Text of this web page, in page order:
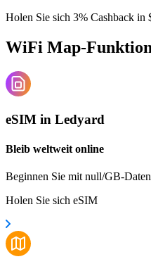
Holen Sie sich 3% Cashback
WiFi Map-
eSIM in Ledyard
Bleib weltweit online
Beginnen Sie mit null/GB-Daten
Holen Sie sich eSIM